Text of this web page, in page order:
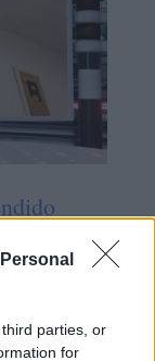
parties, or
for